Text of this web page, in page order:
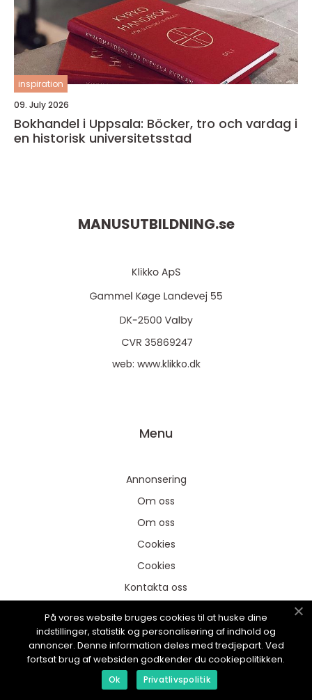
inspiration
09. July 2026
Bokhandel i Uppsala: Böcker, tro och vardag i
en historisk universitetsstad
MANUSUTBILDNING.se
web: www.klikko.dk
Menu
Annonsering
Om oss
Om oss
Cookies
Cookies
Kontakta oss
Sitemap
Sitemap
Annonsering
På vores website bruges cookies til at huske dine
indstillinger, statistik og personalisering af indhold og
annoncer. Denne information deles med tredjepart. Ved
fortsat brug af websiden godkender du cookiepolitikken.
Ok Privatlivspolitik